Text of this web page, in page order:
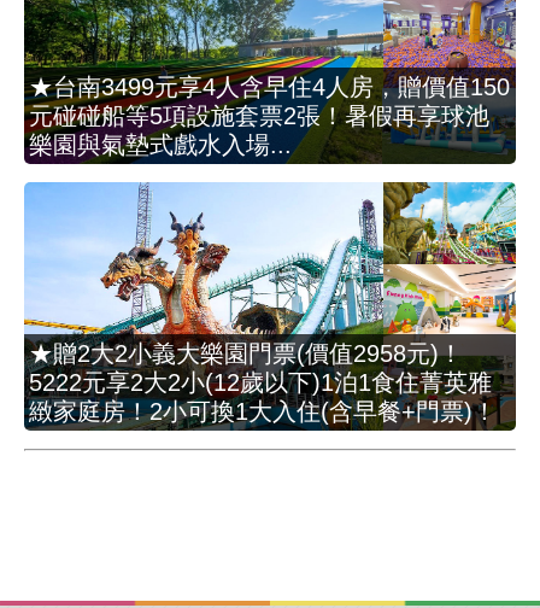
★台南3499元享4人含早住4人房，贈價值150
元碰碰船等5項設施套票2張！暑假再享球池
樂園與氣墊式戲水入場...
★贈2大2小義大樂園門票(價值2958元)！
5222元享2大2小(12歲以下)1泊1食住菁英雅
緻家庭房！2小可換1大入住(含早餐+門票)！